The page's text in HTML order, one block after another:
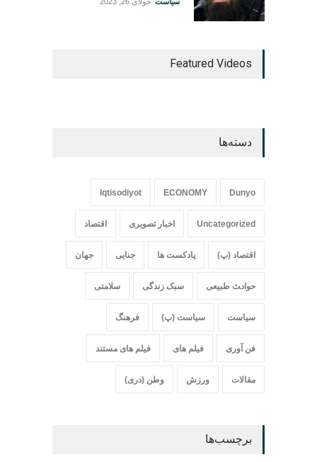
Featured Videos
دسته‌ها
Dunyo
ECONOMY
Iqtisodiyot
Uncategorized اخبار تصویری اقتصاد
اقتصاد (پ) پادکست ها جنایی جهان
حواد‍‍‍ث طبیعی سبک زندگی سلامتی
سیاست سیاست (پ) فرهنگ
فن آوری فیلم های فیلم های مستند
مقالات ورزش وطن (دری)
برچسب‌ها